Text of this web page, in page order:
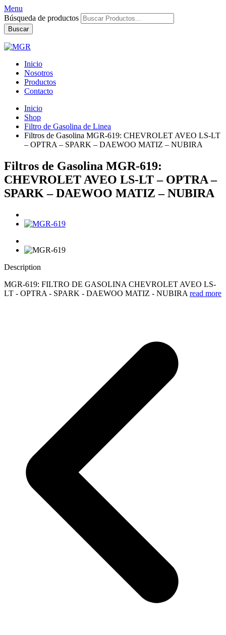
Menu
Búsqueda de productos
Buscar
Inicio
Nosotros
Productos
Contacto
Inicio
Shop
Filtro de Gasolina de Linea
Filtros de Gasolina MGR-619: CHEVROLET AVEO LS-LT
– OPTRA – SPARK – DAEWOO MATIZ – NUBIRA
Filtros de Gasolina MGR-619:
CHEVROLET AVEO LS-LT – OPTRA –
SPARK – DAEWOO MATIZ – NUBIRA
Description
MGR-619: FILTRO DE GASOLINA CHEVROLET AVEO LS-
LT - OPTRA - SPARK - DAEWOO MATIZ - NUBIRA read more